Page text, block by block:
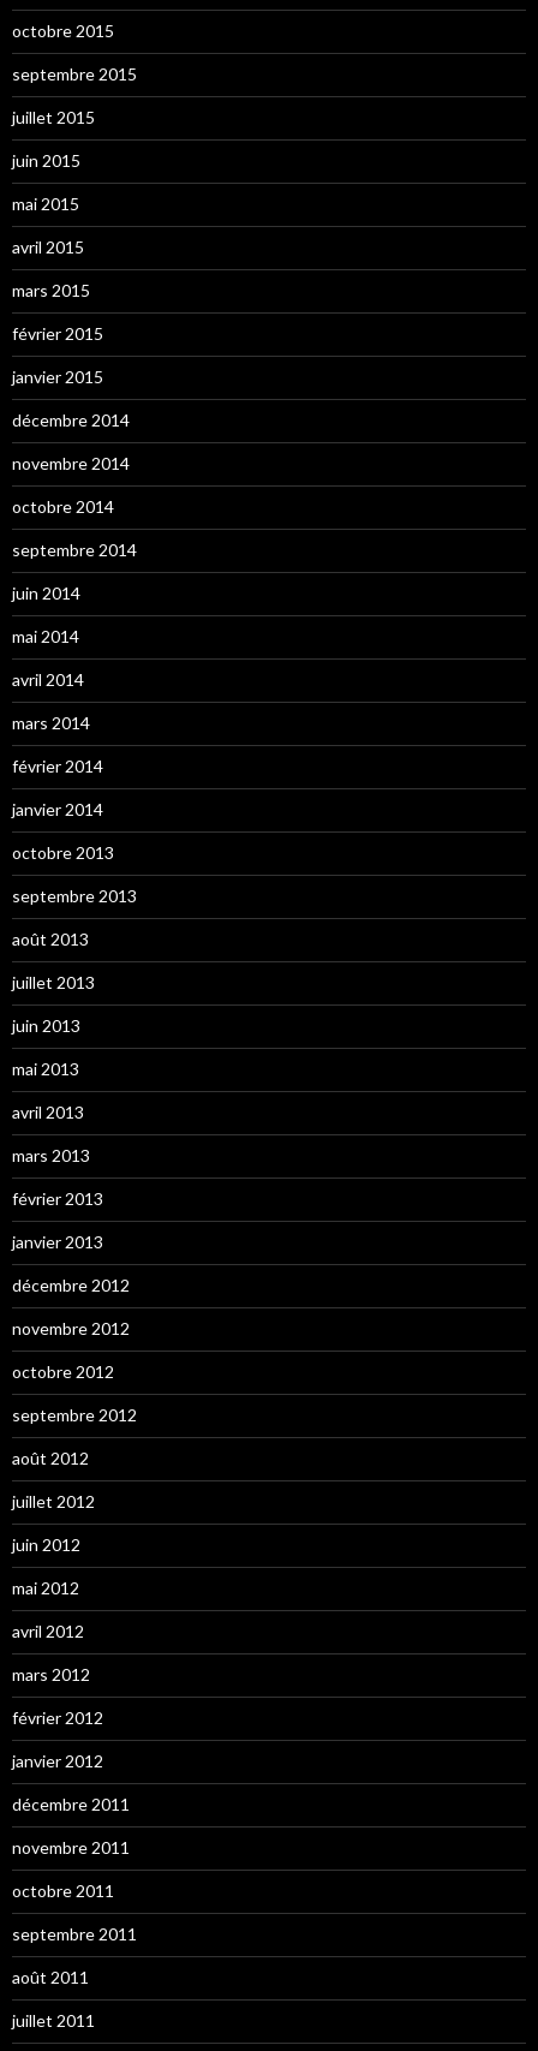
octobre 2015
septembre 2015
juillet 2015
juin 2015
mai 2015
avril 2015
mars 2015
février 2015
janvier 2015
décembre 2014
novembre 2014
octobre 2014
septembre 2014
juin 2014
mai 2014
avril 2014
mars 2014
février 2014
janvier 2014
octobre 2013
septembre 2013
août 2013
juillet 2013
juin 2013
mai 2013
avril 2013
mars 2013
février 2013
janvier 2013
décembre 2012
novembre 2012
octobre 2012
septembre 2012
août 2012
juillet 2012
juin 2012
mai 2012
avril 2012
mars 2012
février 2012
janvier 2012
décembre 2011
novembre 2011
octobre 2011
septembre 2011
août 2011
juillet 2011